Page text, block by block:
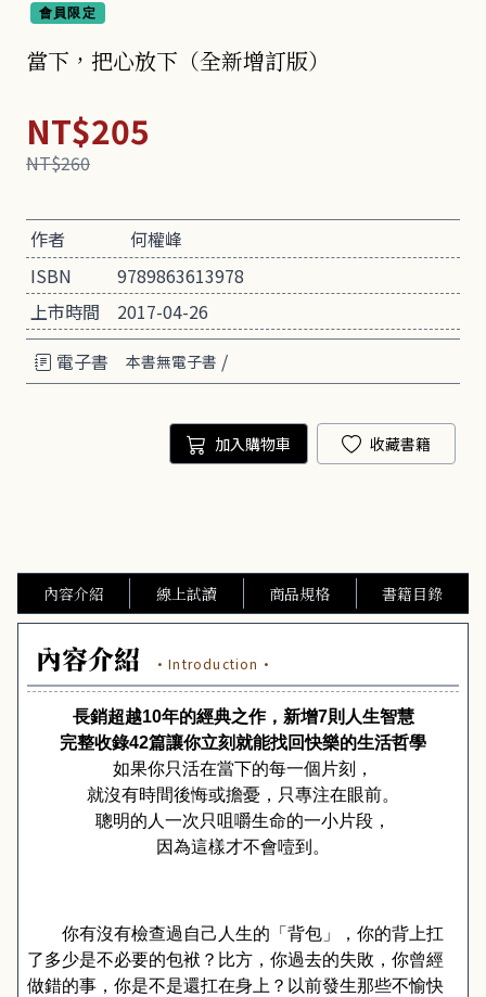
會員限定
當下，把心放下（全新增訂版）
NT$205
NT$260
作者
何權峰
ISBN
9789863613978
上市時間
2017-04-26
電子書
本書無電子書 /
加入購物車 收藏書籍
內容介紹 線上試讀 商品規格 書籍目錄
內容介紹 ·Introduction·
長銷超越10年的經典之作，新增7則人生智慧
完整收錄42篇讓你立刻就能找回快樂的生活哲學
如果你只活在當下的每一個片刻，
就沒有時間後悔或擔憂，只專注在眼前。
聰明的人一次只咀嚼生命的一小片段，
因為這樣才不會噎到。
你有沒有檢查過自己人生的「背包」，你的背上扛
了多少是不必要的包袱？比方，你過去的失敗，你曾經
做錯的事，你是不是還扛在身上？以前發生那些不愉快